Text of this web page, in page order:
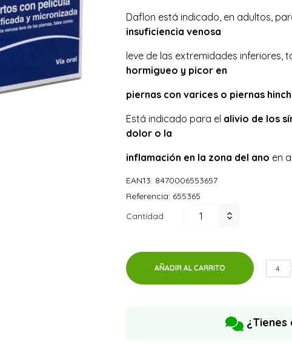
Daflon está indicado, en adultos,
insuficiencia venosa
leve de las extremidades inferiores,
hormigueo y picor en
piernas con varices o piernas
Está indicado para el alivio de los
dolor o la
inflamación en la zona del ano en
EAN13: 8470006553657
Referencia: 655365
Cantidad
AÑADIR AL CARRITO 4
¿Tienes